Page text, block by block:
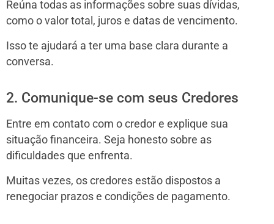
Reúna todas as informações sobre suas dívidas,
como o valor total, juros e datas de vencimento.
Isso te ajudará a ter uma base clara durante a
conversa.
2. Comunique-se com seus Credores
Entre em contato com o credor e explique sua
situação financeira. Seja honesto sobre as
dificuldades que enfrenta.
Muitas vezes, os credores estão dispostos a
renegociar prazos e condições de pagamento.